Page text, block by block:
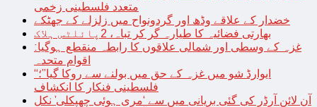
متعدد فلسطینی زخمی
خضدار کے علاقے وڈھ اور گردونواح میں زلزلے کے جھٹکے
بھارتی فضائیہ کا طیارہ گر کر تباہ، 2پائلٹس ہلاک
غزہ کے وسطی اور شمالی علاقوں کا رابطہ منقطع ہوگیا:
اقوام متحدہ
“ایوارڈ شو میں غزہ کے حق میں بولنے سے روکا گیا”؛
فلسطینی فنکار کا انکشاف
آن لائن آرڈر کی گئی بریانی میں سے ‘مری ہوئی چھپکلی’ نکل